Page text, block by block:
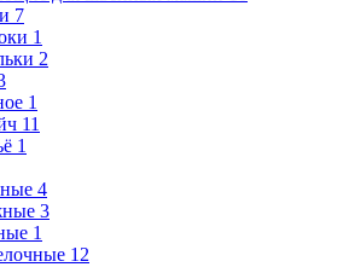
7
1
2
1
11
1
4
3
1
12